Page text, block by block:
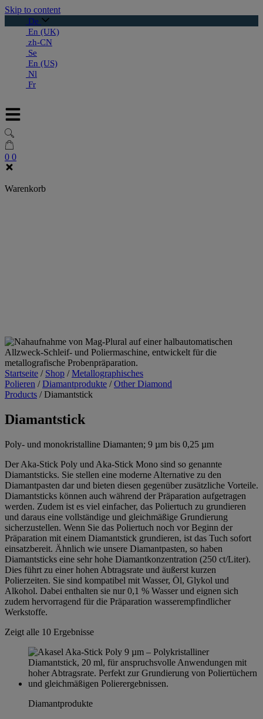
Skip to content
De
En (UK)
zh-CN
Se
En (US)
Nl
Fr
0 0
Warenkorb
Startseite / Shop /Metallographisches
Polieren /Diamantprodukte /Other Diamond
Products /Diamantstick
Diamantstick
Poly- und monokristalline Diamanten; 9 µm bis 0,25 µm
Der Aka-Stick Poly und Aka-Stick Mono sind so genannte
Diamantsticks. Sie stellen eine moderne Alternative zu den
Diamantpasten dar und bieten diesen gegenüber zusätzliche Vorteile.
Diamantsticks können auch während der Präparation aufgetragen
werden. Zudem ist es viel einfacher, das Poliertuch zu grundieren
und daraus eine vollständige und gleichmäßige Grundierung
sicherzustellen. Wenn Sie das Poliertuch noch vor Beginn der
Präparation mit einem Diamantstick grundieren, ist das Tuch sofort
einsatzbereit. Ähnlich wie unsere Diamantpasten, so haben
Diamantsticks eine sehr hohe Diamantkonzentration (250 ct/Liter).
Dies führt zu einer hohen Abtragsrate und äußerst kurzen
Polierzeiten. Sie sind kompatibel mit Wasser, Öl, Glykol und
Alkohol. Dabei enthalten sie nur 0,1 % Wasser und eignen sich
zudem hervorragend für die Präparation wasserempfindlicher
Werkstoffe.
Zeigt alle 10 Ergebnisse
Diamantprodukte